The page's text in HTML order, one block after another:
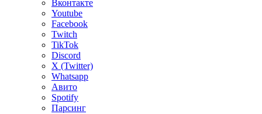
Вконтакте
Youtube
Facebook
Twitch
TikTok
Discord
X (Twitter)
Whatsapp
Авито
Spotify
Парсинг